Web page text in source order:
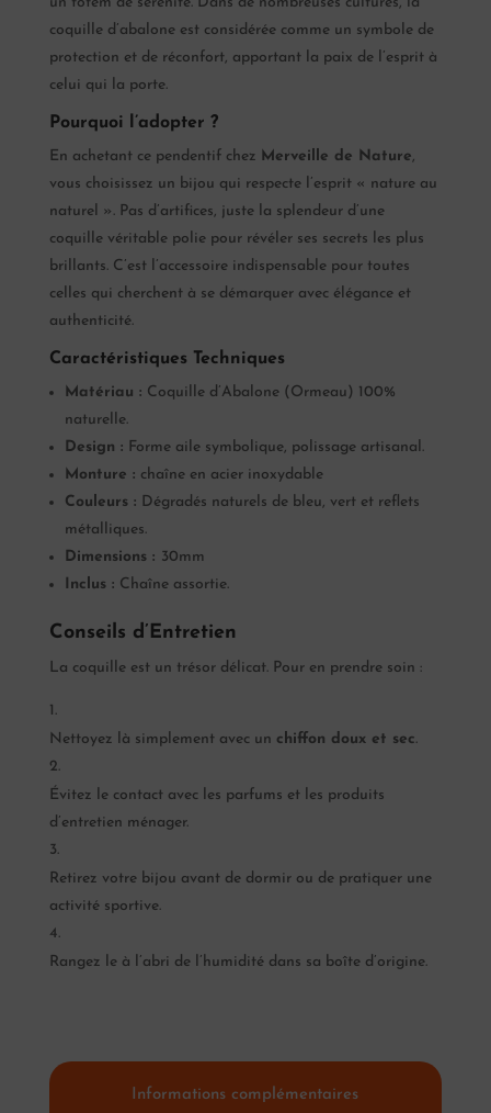
coquille d’abalone est considérée comme un symbole de
protection et de réconfort, apportant la paix de l’esprit à
celui qui la porte.
Pourquoi l’adopter ?
En achetant ce pendentif chez Merveille de Nature,
vous choisissez un bijou qui respecte l’esprit « nature au
naturel ». Pas d’artifices, juste la splendeur d’une
coquille véritable polie pour révéler ses secrets les plus
brillants. C’est l’accessoire indispensable pour toutes
celles qui cherchent à se démarquer avec élégance et
authenticité.
Caractéristiques Techniques
Matériau : Coquille d’Abalone (Ormeau) 100%
naturelle.
Design : Forme aile symbolique, polissage artisanal.
Monture : chaîne en acier inoxydable
Couleurs : Dégradés naturels de bleu, vert et reflets
métalliques.
Dimensions : 30mm
Inclus : Chaîne assortie.
Conseils d’Entretien
La coquille est un trésor délicat. Pour en prendre soin :
Nettoyez là simplement avec un chiffon doux et sec.
Évitez le contact avec les parfums et les produits
d’entretien ménager.
Retirez votre bijou avant de dormir ou de pratiquer une
activité sportive.
Rangez le à l’abri de l’humidité dans sa boîte d’origine.
Informations complémentaires